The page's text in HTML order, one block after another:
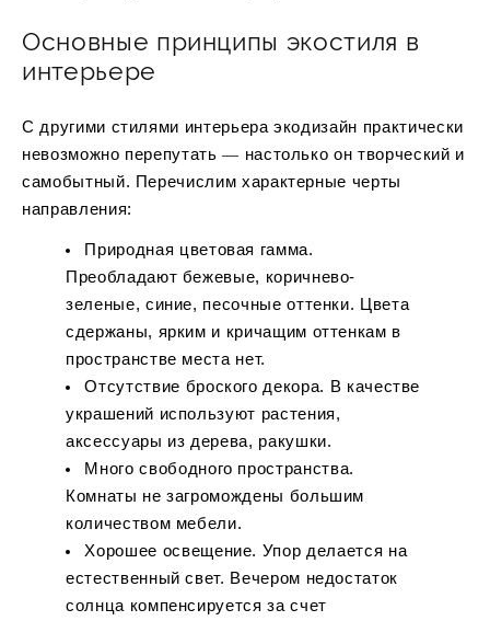
Основные принципы экостиля в
интерьере
С другими стилями интерьера экодизайн практически
невозможно перепутать ― настолько он творческий и
самобытный. Перечислим характерные черты
направления:
Природная цветовая гамма.
Преобладают бежевые, коричнево-
зеленые, синие, песочные оттенки. Цвета
сдержаны, ярким и кричащим оттенкам в
пространстве места нет.
Отсутствие броского декора. В качестве
украшений используют растения,
аксессуары из дерева, ракушки.
Много свободного пространства.
Комнаты не загромождены большим
количеством мебели.
Хорошее освещение. Упор делается на
естественный свет. Вечером недостаток
солнца компенсируется за счет